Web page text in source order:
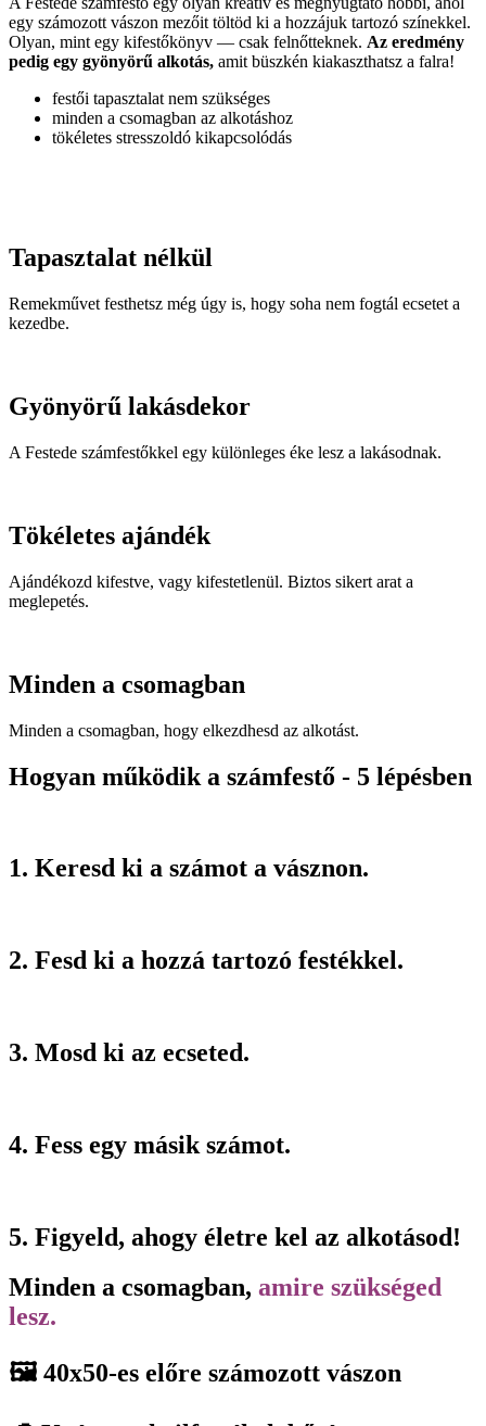
egy számozott vászon mezőit töltöd ki a hozzájuk tartozó színekkel.
Olyan, mint egy kifestőkönyv — csak felnőtteknek. Az eredmény
pedig egy gyönyörű alkotás, amit büszkén kiakaszthatsz a falra!
festői tapasztalat nem szükséges
minden a csomagban az alkotáshoz
tökéletes stresszoldó kikapcsolódás
Tapasztalat nélkül
Remekművet festhetsz még úgy is, hogy soha nem fogtál ecsetet a
kezedbe.
Gyönyörű lakásdekor
A Festede számfestőkkel egy különleges éke lesz a lakásodnak.
Tökéletes ajándék
Ajándékozd kifestve, vagy kifestetlenül. Biztos sikert arat a
meglepetés.
Minden a csomagban
Minden a csomagban, hogy elkezdhesd az alkotást.
Hogyan működik a számfestő - 5 lépésben
1. Keresd ki a számot a vásznon.
2. Fesd ki a hozzá tartozó festékkel.
3. Mosd ki az ecseted.
4. Fess egy másik számot.
5. Figyeld, ahogy életre kel az alkotásod!
Minden a csomagban, amire szükséged
lesz.
🖼️ 40x50-es előre számozott vászon